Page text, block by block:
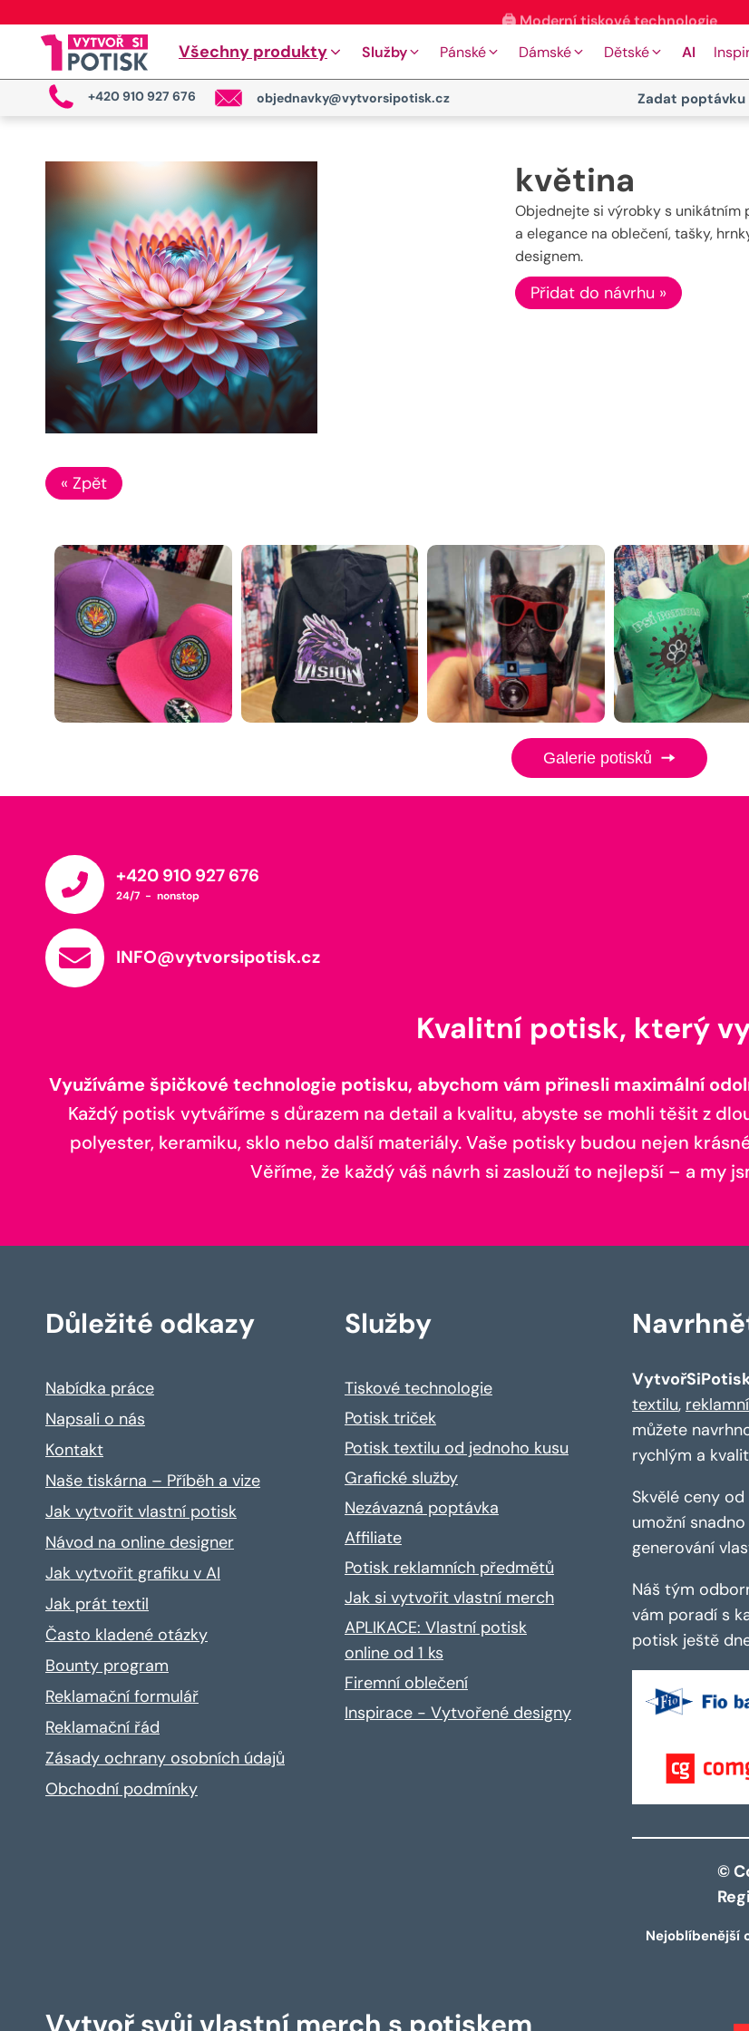
Všechny produkty Služby Pánské Dámské Dětské AI
+420 910 927 676 objednavky@vytvorsipotisk.cz Zadat poptávku
květina
Objednejte si výrobky s unikátním
a elegance na oblečení, tašky,
designem.
Přidat do návrhu »
« Zpět
Galerie potisků
+420 910 927 676
24/7 - nonstop
INFO@vytvorsipotisk.cz
Kvalitní potisk, který
Využíváme špičkové technologie potisku, abychom vám přinesli maximální
Každý potisk vytváříme s důrazem na detail a kvalitu, abyste se mohli těšit z
polyester, keramiku, sklo nebo další materiály. Vaše potisky budou nejen
Věříme, že každý váš návrh si zaslouží to nejlepší – a my
Důležité odkazy
Nabídka práce
Napsali o nás
Kontakt
Naše tiskárna – Příběh a vize
Jak vytvořit vlastní potisk
Návod na online designer
Jak vytvořit grafiku v AI
Jak prát textil
Často kladené otázky
Bounty program
Reklamační formulář
Reklamační řád
Zásady ochrany osobních údajů
Obchodní podmínky
Služby
Tiskové technologie
Potisk triček
Potisk textilu od jednoho kusu
Grafické služby
Nezávazná poptávka
Affiliate
Potisk reklamních předmětů
Jak si vytvořit vlastní merch
APLIKACE: Vlastní potisk
online od 1 ks
Firemní oblečení
Inspirace - Vytvořené designy
textilu,
můžete
rychlým a
Skvělé ceny
umožní
generování
Náš tým
vám poradí s
potisk ještě
©
Nejoblíbenější